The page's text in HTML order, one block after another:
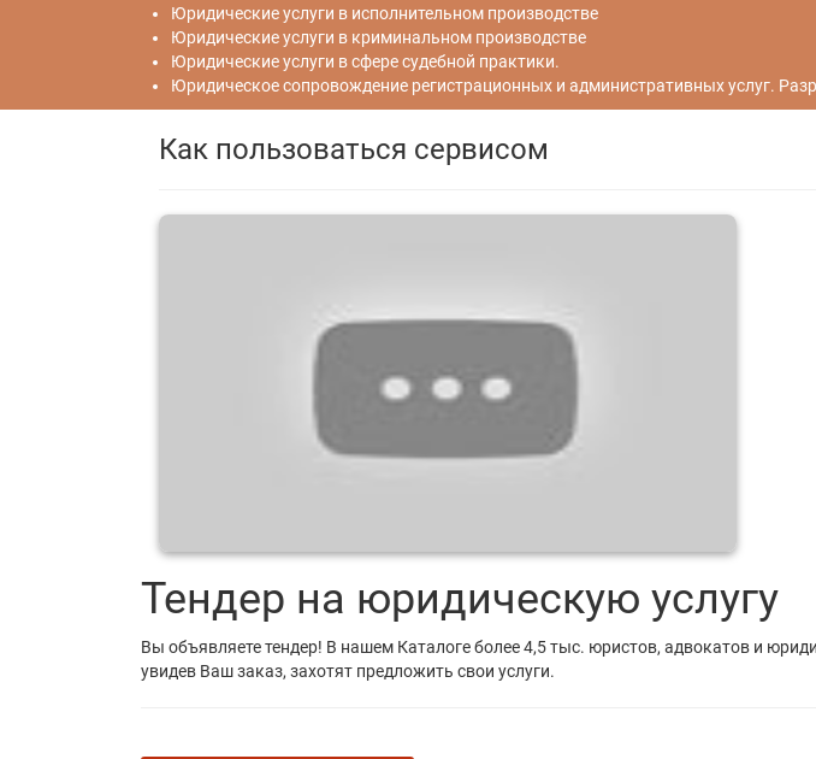
Юридические услуги в исполнительном производстве
Юридические услуги в криминальном производстве
Юридические услуги в сфере судебной практики.
Юридическое сопровождение регистрационных и административных услуг.
Как пользоваться сервисом
Тендер на юридическую услугу
Вы объявляете тендер! В нашем Каталоге более 4,5 тыс. юристов, адвокатов и
увидев Ваш заказ, захотят предложить свои услуги.